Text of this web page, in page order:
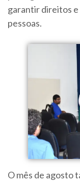
garantir direitos e
pessoas.
O mês de agosto